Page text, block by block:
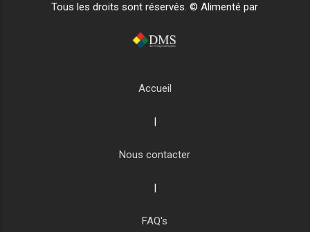
Tous les droits sont réservés. © Alimenté par
Accueil
Nous contacter
FAQ's